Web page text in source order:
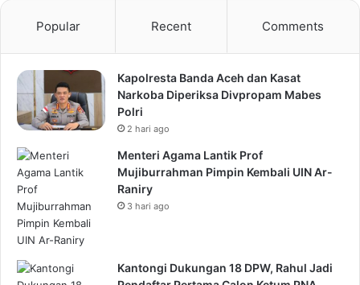
Popular Recent Comments
Kapolresta Banda Aceh dan Kasat
Narkoba Diperiksa Divpropam Mabes
Polri
2 hari ago
Menteri Agama Lantik Prof
Mujiburrahman Pimpin Kembali UIN Ar-
Raniry
3 hari ago
Kantongi Dukungan 18 DPW, Rahul Jadi